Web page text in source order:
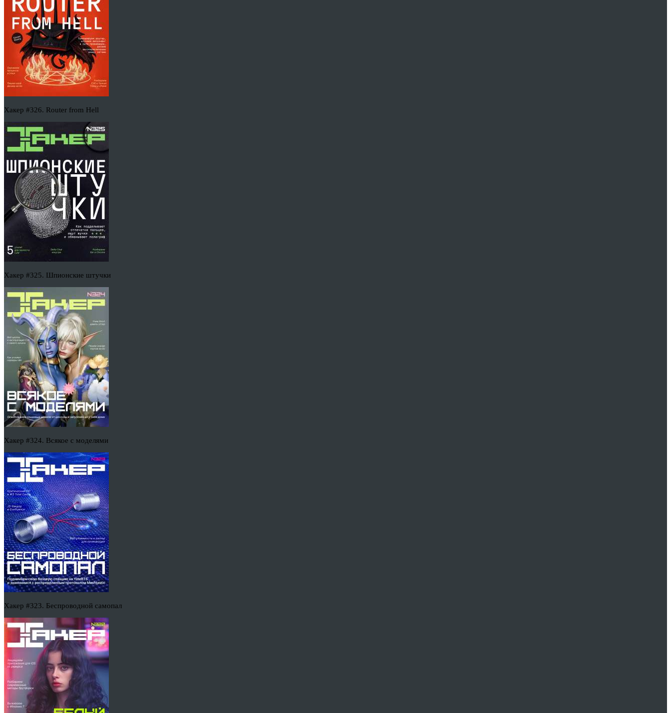
Хакер #326. Router from Hell
Хакер #325. Шпионские штучки
Хакер #324. Всякое с моделями
Хакер #323. Беспроводной самопал